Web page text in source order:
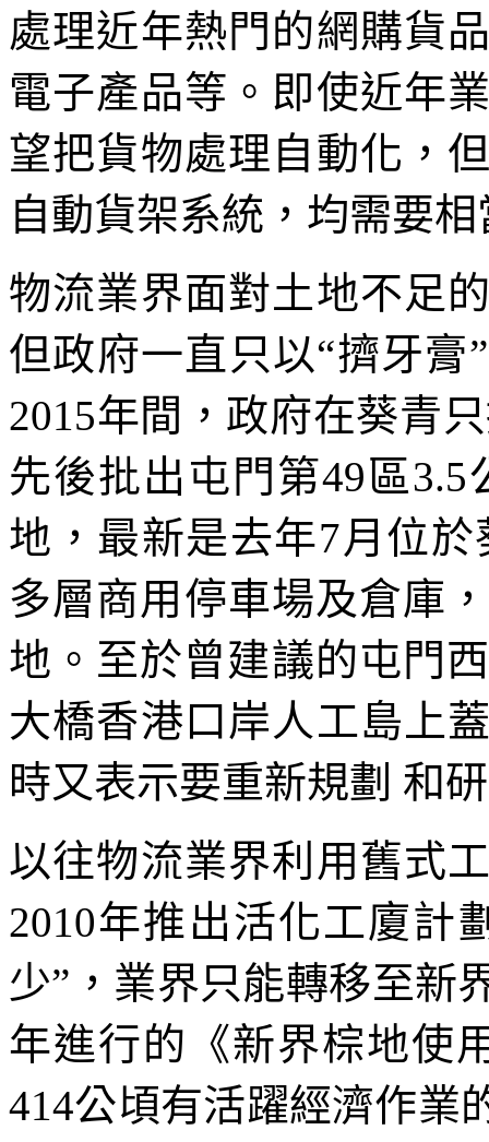
處理近年熱門的網購貨
電子產品等。即使近年
望把貨物處理自動化，
自動貨架系統，均需要
物流業界面對土地不足
但政府一直只以“擠牙膏
2015年間，政府在葵青
先後批出屯門第49區
地，最新是去年7月位
多層商用停車場及倉庫
地。至於曾建議的屯門
大橋香港口岸人工島上
時又表示要重新規劃 和
以往物流業界利用舊式
2010年推出活化工廈計
少”，業界只能轉移至新
年進行的《新界棕地使
414公頃有活躍經濟作業